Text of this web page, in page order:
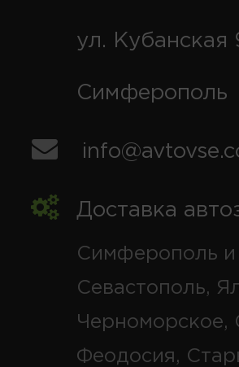
ул. Кубанская
Симферополь
Доставка
Симферополь и
Севастополь,
Черноморское,
Феодосия,